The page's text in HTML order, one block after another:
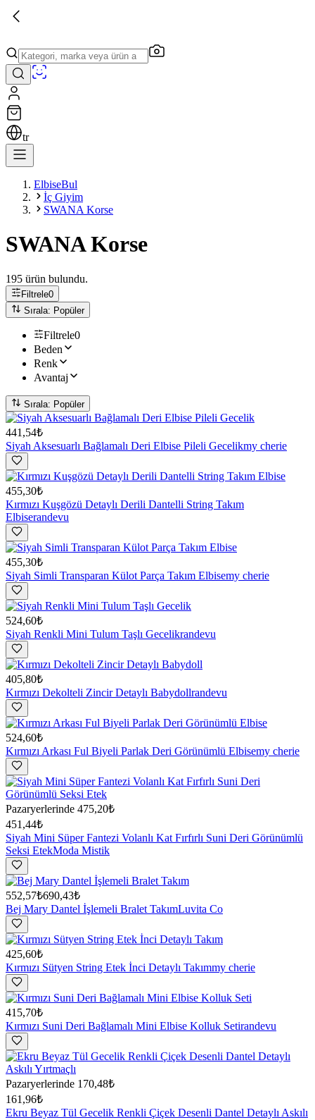
tr
ElbiseBul
İç Giyim
SWANA Korse
SWANA Korse
195 ürün bulundu.
Filtrele0
Sırala: Popüler
Filtrele0
Beden
Renk
Avantaj
Sırala: Popüler
441,54₺
Siyah Aksesuarlı Bağlamalı Deri Elbise Pileli Gecelikmy cherie
455,30₺
Kırmızı Kuşgözü Detaylı Derili Dantelli String Takım
Elbiserandevu
455,30₺
Siyah Simli Transparan Külot Parça Takım Elbisemy cherie
524,60₺
Siyah Renkli Mini Tulum Taşlı Gecelikrandevu
405,80₺
Kırmızı Dekolteli Zincir Detaylı Babydollrandevu
524,60₺
Kırmızı Arkası Ful Biyeli Parlak Deri Görünümlü Elbisemy cherie
Pazaryerlerinde 475,20₺
451,44₺
Siyah Mini Süper Fantezi Volanlı Kat Fırfırlı Suni Deri Görünümlü
Seksi EtekModa Mistik
552,57₺690,43₺
Bej Mary Dantel İşlemeli Bralet TakımLuvita Co
425,60₺
Kırmızı Sütyen String Etek İnci Detaylı Takımmy cherie
415,70₺
Kırmızı Suni Deri Bağlamalı Mini Elbise Kolluk Setirandevu
Pazaryerlerinde 170,48₺
161,96₺
Ekru Beyaz Tül Gecelik Renkli Çiçek Desenli Dantel Detaylı Askılı